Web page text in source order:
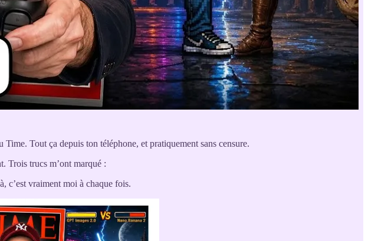
Tout ça depuis ton téléphone, et pratiquement sans censure.
Trois trucs m’ont marqué :
c’est vraiment moi à chaque fois.